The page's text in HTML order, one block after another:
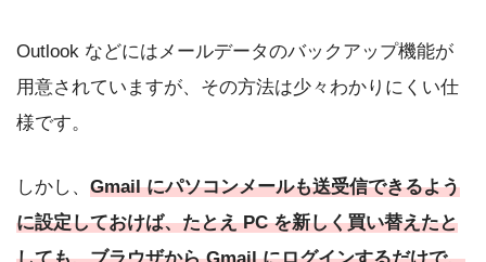
Outlook などにはメールデータのバックアップ機能が
用意されていますが、その方法は少々わかりにくい仕
様です。
しかし、 Gmail にパソコンメールも送受信できるよう
に設定しておけば、たとえ PC を新しく買い替えたと
しても、ブラウザから Gmail にログインするだけで、